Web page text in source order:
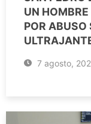
UN
POR ABUSO
7 agosto,